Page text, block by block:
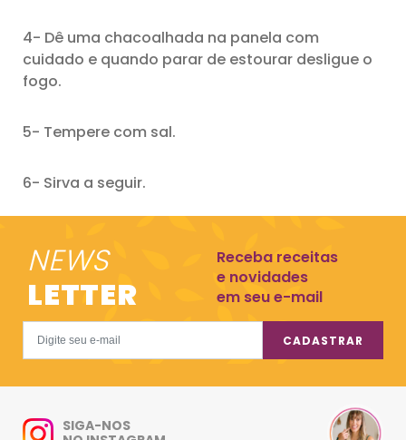
4- Dê uma chacoalhada na panela com
cuidado e quando parar de estourar desligue o
fogo.
5- Tempere com sal.
6- Sirva a seguir.
NEWS
LETTER
Receba receitas
e novidades
em seu e-mail
CADASTRAR
SIGA-NOS